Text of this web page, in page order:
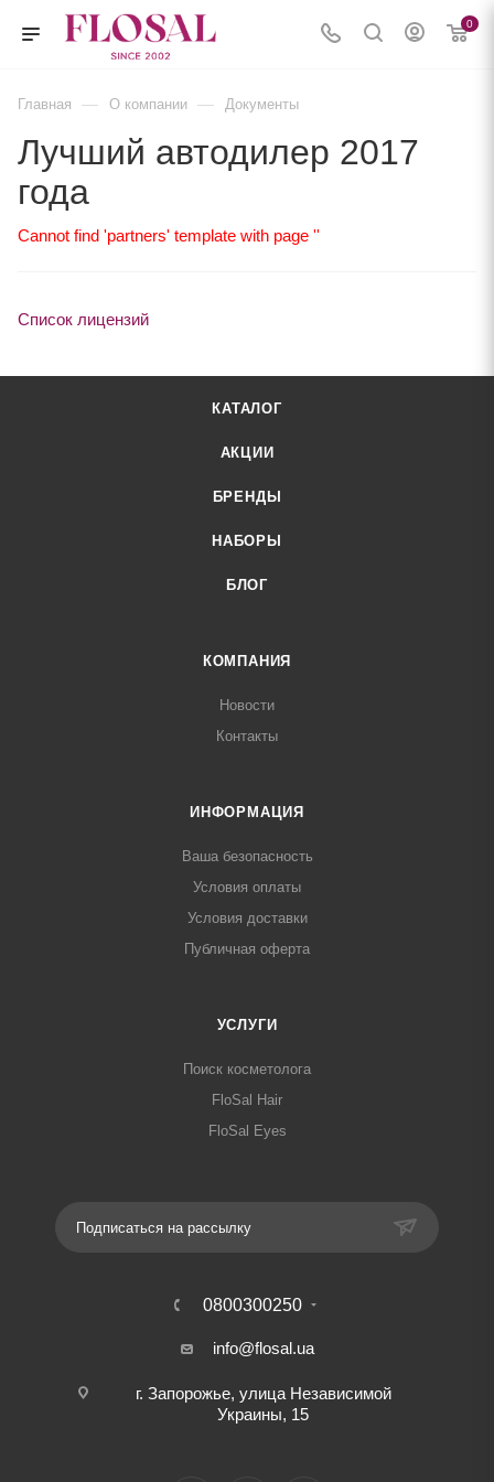
0
Главная — О компании — Документы
Лучший автодилер 2017
года
Cannot find 'partners' template with page ''
Список лицензий
КАТАЛОГ
АКЦИИ
БРЕНДЫ
НАБОРЫ
БЛОГ
КОМПАНИЯ
Новости
Контакты
ИНФОРМАЦИЯ
Ваша безопасность
Условия оплаты
Условия доставки
Публичная оферта
УСЛУГИ
Поиск косметолога
FloSal Hair
FloSal Eyes
Подписаться на рассылку
0800300250
info@flosal.ua
г. Запорожье, улица Независимой
Украины, 15